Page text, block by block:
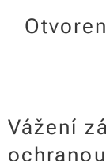
Vážení